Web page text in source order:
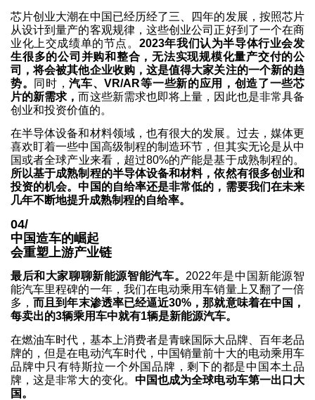
芯片创业大潮在中国已经历经了三、四年的发展，按照芯片
从设计到量产的客观规律，这些创业公司正好到了一个在商
业化上交成绩单的节点。 2023年我们认为半导体行业会发
生很多的公司并购和整合，无法实现规模化量产交付的公
司，将会被其他企业收购，这是值得大家关注的一个新的趋
势。 同时，汽车、VR/AR等一些新的应用，创造了一些芯
片的新需求，而这些新需求也即将上量，因此也是非常具备
创业和投资价值的。
在半导体设备和材料领域，也有很大的发展。过去，媒体更
喜欢盯着一些中国高级制程的制造环节，但其实无论是从中
国或者全球产业来看，超过80%的产能是基于成熟制程的。
所以基于成熟制程的半导体设备和材料，依然有很多创业和
投资的机会。中国的自给率还是非常低的，需要我们在未来
几年不断地提升成熟制程的自给率。
04/
中国造车的崛起
会重塑上游产业链
最后和大家聊聊新能源智能汽车。 2022年是中国新能源智
能汽车里程碑的一年，我们在电动乘用车销量上又翻了一倍
多，而且到年末渗透率已经逼近30%，那就意味着在中国，
每卖出的3辆乘用车中就有1辆是新能源汽车。
在燃油车时代，基本上消费者是青睐国际大品牌、百年老品
牌的，但是在电动汽车时代，中国销量前十大的电动乘用车
品牌中只有特斯拉一个外国品牌，剩下的都是中国本土品
牌，这是非常大的变化。 中国也成为全球电动车第一出口大
国。